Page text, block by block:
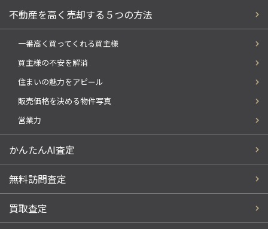
不動産を高く売却する５つの方法
一番高く買ってくれる買主様
買主様の不安を解消
住まいの魅力をアピール
販売価格を決める物件写真
営業力
かんたんAI査定
無料訪問査定
買取査定